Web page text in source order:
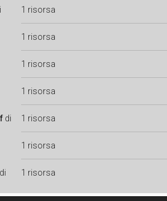
1 risorsa
1 risorsa
1 risorsa
1 risorsa
di 1 risorsa
1 risorsa
di 1 risorsa